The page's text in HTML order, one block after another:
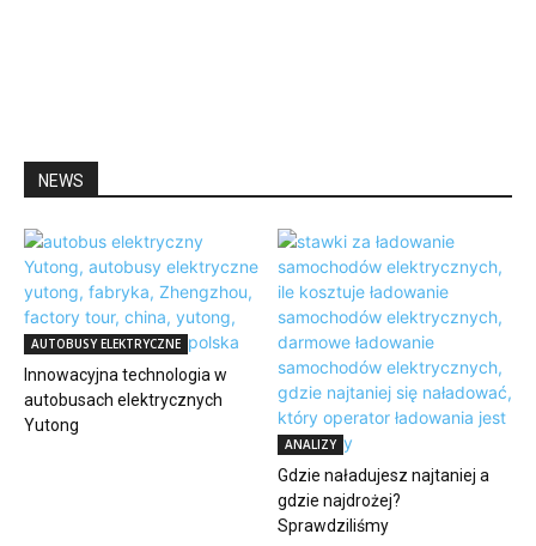
NEWS
NEWS
AUTOBUSY ELEKTRYCZNE
Innowacyjna technologia w
autobusach elektrycznych
Yutong
ANALIZY
Gdzie naładujesz najtaniej a
gdzie najdrożej?
Sprawdziliśmy